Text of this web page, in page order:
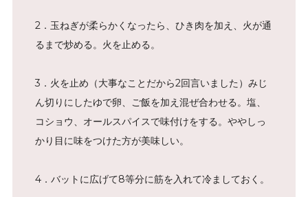
2．玉ねぎが柔らかくなったら、ひき肉を加え、火が通
るまで炒める。火を止める。
3．火を止め（大事なことだから2回言いました）みじ
ん切りにしたゆで卵、ご飯を加え混ぜ合わせる。塩、
コショウ、オールスパイスで味付けをする。ややしっ
かり目に味をつけた方が美味しい。
4．バットに広げて8等分に筋を入れて冷ましておく。